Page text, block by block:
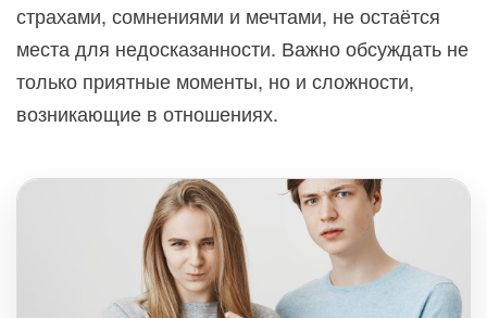
страхами, сомнениями и мечтами, не остаётся
места для недосказанности. Важно обсуждать не
только приятные моменты, но и сложности,
возникающие в отношениях.